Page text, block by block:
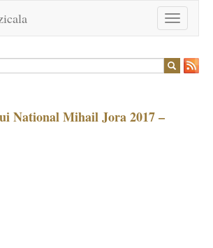
Toggle
navigation
National Mihail Jora 2017 –